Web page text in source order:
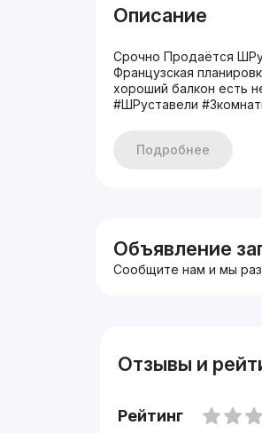
Описание
Срочно Продаётся
Французская
хороший балкон есть
#ШРуставели
Подробнее
Объявление
Сообщите нам и мы
Отзывы и
Рейтинг